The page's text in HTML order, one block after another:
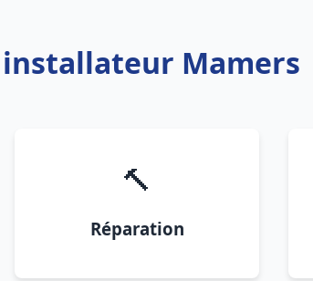
installateur Mamers
🔨
Réparation